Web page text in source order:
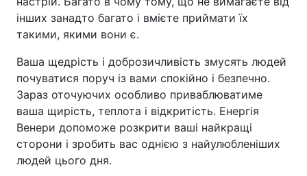
інших занадто багато і вмієте приймати їх
такими, якими вони є.
Ваша щедрість і доброзичливість змусять людей
почуватися поруч із вами спокійно і безпечно.
Зараз оточуючих особливо приваблюватиме
ваша щирість, теплота і відкритість. Енергія
Венери допоможе розкрити ваші найкращі
сторони і зробить вас однією з найулюбленіших
людей цього дня.